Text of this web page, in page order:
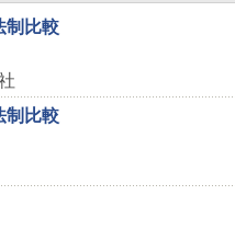
制比較
制比較